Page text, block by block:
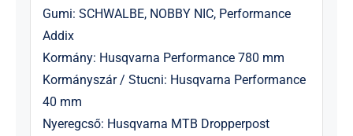
Gumi: SCHWALBE, NOBBY NIC, Performance
Addix
Kormány: Husqvarna Performance 780 mm
Kormányszár / Stucni: Husqvarna Performance
40 mm
Nyeregcső: Husqvarna MTB Dropperpost